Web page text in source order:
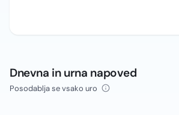
Dnevna in urna napoved
Posodablja se vsako uro